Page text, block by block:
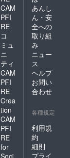
CAM
PFI
RE
コ
ミュ
ニ
ティ
CAM
PFI
RE
Crea
tion
CAM
PFI
RE
for
Soci
あんし
ん・安
全への
取り組
み
ニュー
ス
ヘルプ
お問い
合わせ
各種規定
利用規
約
細則
プライ